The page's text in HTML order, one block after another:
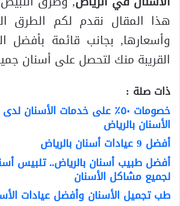
هذا المقال نقدم لكم الطرق
وأسعارها, بجانب قائمة بأفضل
القريبة منك لتحصل على أسنان
ذات صلة :
خصومات ٥٠٪؜ على خدمات الأسنان
الأسنان بالرياض
أفضل 9 عيادات أسنان بالرياض
أفضل طبيب أسنان بالرياض.. تلبيس
لجميع مشاكل الأسنان
طب تجميل الأسنان وأفضل عيادات